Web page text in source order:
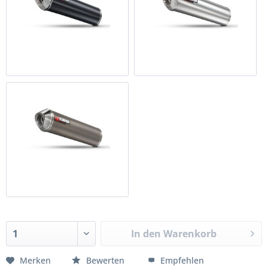
In den Warenkorb
Merken Bewerten Empfehlen